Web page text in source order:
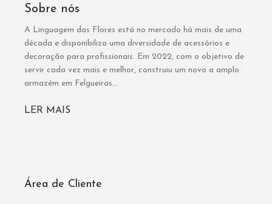
Sobre nós
A Linguagem das Flores está no mercado há mais de uma
década e disponibiliza uma diversidade de acessórios e
decoração para profissionais. Em 2022, com o objetivo de
servir cada vez mais e melhor, construiu um novo a amplo
armazém em Felgueiras...
LER MAIS
Área de Cliente